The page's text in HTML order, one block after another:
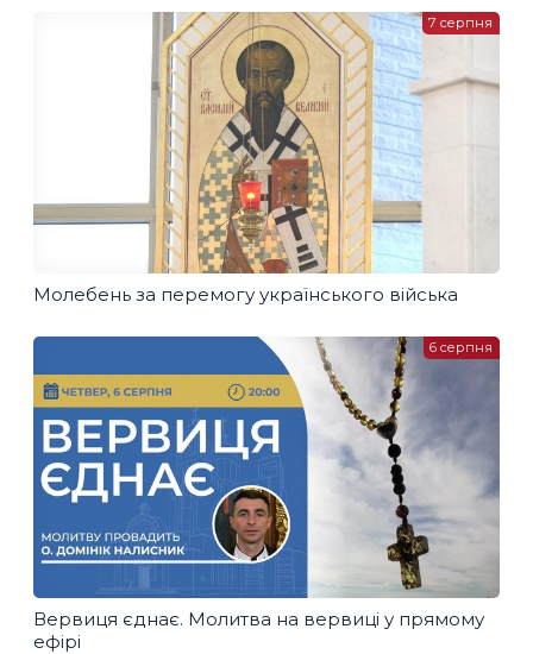
Молебень за перемогу українського війська
7 серпня
Вервиця єднає. Молитва на вервиці у прямому
ефірі
6 серпня